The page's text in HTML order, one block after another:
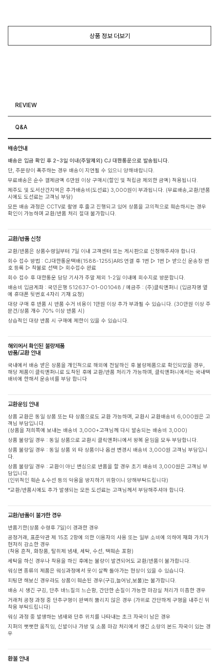
상품 정보 더보기
REVIEW
Q&A
배송안내
배송은 입금 확인 후 2~3일 이내(주말제외) CJ 대한통운으로 발송됩니다.
단, 주문량이 폭주하는 경우 배송이 지연될 수 있으니 양해바랍니다.
무료배송은 순수 결제금액 6만원 이상 구매시(할인 및 적립금 제외한 금액) 적용됩니다.
제주도 및 도서산간지역은 추가배송비(도선료) 3,000원이 부과됩니다. (무료배송,교환/반품
시에도 도선료는 고객님 부담)
모든 배송 과정은 CCTV로 촬영 후 출고 진행되고 있어 상품을 고의적으로 훼손하시는 경우
확인이 가능하며 교환/반품 처리 절대 불가합니다.
교환/반품 신청
교환/반품은 상품수령일부터 7일 이내 고객센터 또는 게시판으로 신청해주셔야 합니다.
회수 접수 방법 : CJ대한통운택배(1588-1255)ARS 연결 후 1번 ▷ 1번 ▷ 받으신 운송장 번
호 등록 ▷ 착불로 선택 ▷ 회수접수 완료
회수 접수 후 대한통운 담당 기사가 주말 제외 1-2일 이내에 회수지로 방문합니다.
배송비 입금계좌 : 국민은행 512637-01-001048 / 예금주 : (주)클릭앤퍼니 (입금자명 옆
에 휴대폰 뒷번호 4자리 기재 요청)
대량 구매 후 반품 시 반품 수거 비용이 1만원 이상 추가 부과될 수 있습니다. (30만원 이상 주
문건/상품 개수 70% 이상 반품 시)
상습적인 대량 반품 시 구매에 제한이 있을 수 있습니다.
해외에서 확인된 불량제품
반품/교환 안내
국내에서 배송 받은 상품을 개인적으로 해외에 전달하신 후 불량제품으로 확인되었을 경우,
해당 제품이 클릭앤퍼니로 도착된 후에 교환/반품 처리가 가능하며, 클릭앤퍼니에서는 국내택
배비에 한해서 운송비를 부담 합니다
교환운임 안내
상품 교환은 동일 상품 또는 타 상품으로도 교환 가능하며, 교환시 교환배송비 6,000원은 고
객님 부담입니다.
(상품을 저희쪽에 보내는 배송비 3,000+고객님께 다시 발송되는 배송비 3,000)
상품 불량일 경우 : 동일 상품으로 교환시 클릭앤퍼니에서 왕복 운임을 모두 부담합니다.
상품 불량일 경우 : 동일 상품 외 타 상품이나 옵션 변경시 배송비 3,000원 고객님 부담입니
다.
상품 불량일 경우 : 교환이 아닌 변심으로 반품을 할 경우 초기 배송비 3,000원은 고객님 부
담입니다.
(인위적인 훼손 & 수선 등의 악용을 방지하기 위함이니 양해부탁드립니다)
*교환/반품시에도 추가 발생되는 모든 도선료는 고객님께서 부담해주셔야 합니다.
교환/반품이 불가한 경우
반품기한(상품 수령후 7일)이 경과한 경우
공정거래, 표준약관 제 15조 2항에 의한 이용자의 사용 또는 일부 소비에 의하여 재화 가치가
현저히 감소한 경우
(착용 흔적, 화장품, 탈취제 냄새, 세탁, 수선, 택훼손 포함)
세탁을 하신 경우나 착용을 하신 후에는 불량이 발견되어도 교환/반품이 불가합니다.
워싱면 종류의 제품은 워싱과정에서 옷이 살짝 돌아가는 현상이 있을 수 있습니다.
피팅만 해보신 경우라도 상품이 훼손된 경우(구김,늘어남,보풀)는 불가합니다.
배송 시 생긴 구김, 단추 바느질의 느슨함, 간단한 손질이 가능한 마감실 처리가 미흡한 경우
거래처 공정 과정 중 단추구멍이 완벽히 뚫리지 않은 경우 (가위로 간단하게 구멍을 내주신 뒤
착용 부탁드립니다)
워싱 과정 중 발생하는 냄새와 단추 위치를 나타내는 초크 자국이 남은 경우
지퍼의 뻣뻣한 움직임, 신발이나 가방 및 소품 마감 처리에서 생긴 소량의 본드 자국이 있는 경
우
환불 안내